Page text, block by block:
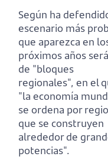
Según ha
escenario más
que aparezca en
próximos años
de "bloques
regionales", en el
"la economía
se ordena por
que se construyen
alrededor de
potencias".